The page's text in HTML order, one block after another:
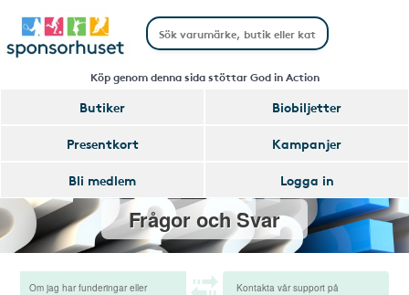
Köp genom denna sida stöttar God in Action
Butiker
Biobiljetter
Presentkort
Kampanjer
Bli medlem
Logga in
Frågor och Svar
Om jag har funderingar eller
Kontakta vår support på